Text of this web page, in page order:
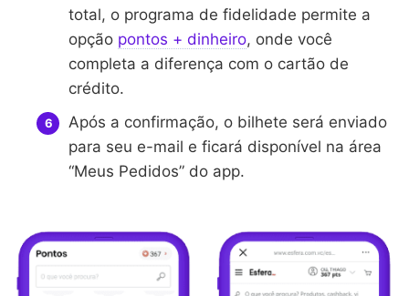
total, o programa de fidelidade permite a
opção pontos + dinheiro, onde você
completa a diferença com o cartão de
crédito.
Após a confirmação, o bilhete será enviado
para seu e-mail e ficará disponível na área
“Meus Pedidos” do app.